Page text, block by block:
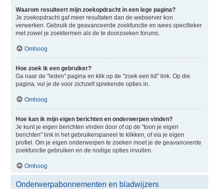
Waarom resulteert mijn zoekopdracht in een lege pagina?
Je zoekopdracht gaf meer resultaten dan de webserver kon
verwerken. Gebruik de geavanceerde zoekfunctie en wees specifieker
met zowel je zoektermen als de te doorzoeken forums.
Omhoog
Hoe zoek ik een gebruiker?
Ga naar de "leden" pagina en klik op de "zoek een lid" link. Op die
pagina, vul je de voor zichzelf sprekende opties in.
Omhoog
Hoe kan ik mijn eigen berichten en onderwerpen vinden?
Je kunt je eigen berichten vinden door of op de "toon je eigen
berichten" link in het gebruikerspaneel te klikken, of via je eigen
profiel. Om je eigen onderwerpen te zoeken moet je de geavanceerde
zoekfunctie gebruiken en de nodige opties invullen.
Omhoog
Onderwerpabonnementen en bladwijzers